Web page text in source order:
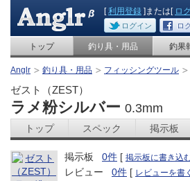
[利用登録 ]または[ ロ
ログイン ロ
トップ 釣り具・用品 釣果
Anglr 釣り具・用品 フィッシングツール
ゼスト（ZEST）
ラメ粉シルバー 0.3mm
トップ スペック 掲示板
掲示板 0件 [ 掲示板に書き込
レビュー
0件 [ レビューを書く